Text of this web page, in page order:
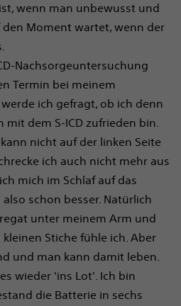
wenn man unbewusst und
Moment wartet, wenn der
Nachsorgeuntersuchung
Termin bei meinem
ich gefragt, ob ich denn
dem S-ICD zufrieden bin.
nicht auf der linken Seite
ich auch nicht mehr aus
mich im Schlaf auf das
schon besser. Natürlich
unter meinem Arm und
Stiche fühle ich. Aber
und man kann damit leben.
wieder 'ins Lot'. Ich bin
die Batterie in sechs